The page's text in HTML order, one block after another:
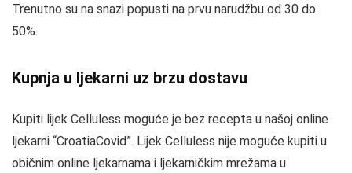
Trenutno su na snazi popusti na prvu narudžbu od 30 do
50%.
Kupnja u ljekarni uz brzu dostavu
Kupiti lijek Celluless moguće je bez recepta u našoj online
ljekarni “CroatiaCovid”. Lijek Celluless nije moguće kupiti u
običnim online ljekarnama i ljekarničkim mrežama u